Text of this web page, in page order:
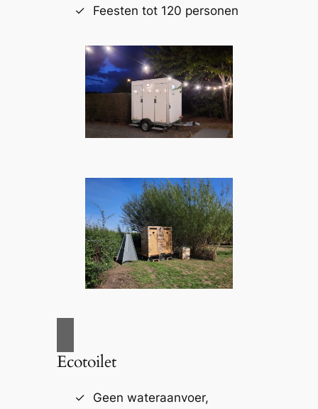
Feesten tot 120 personen
Ecotoilet
Geen wateraanvoer,